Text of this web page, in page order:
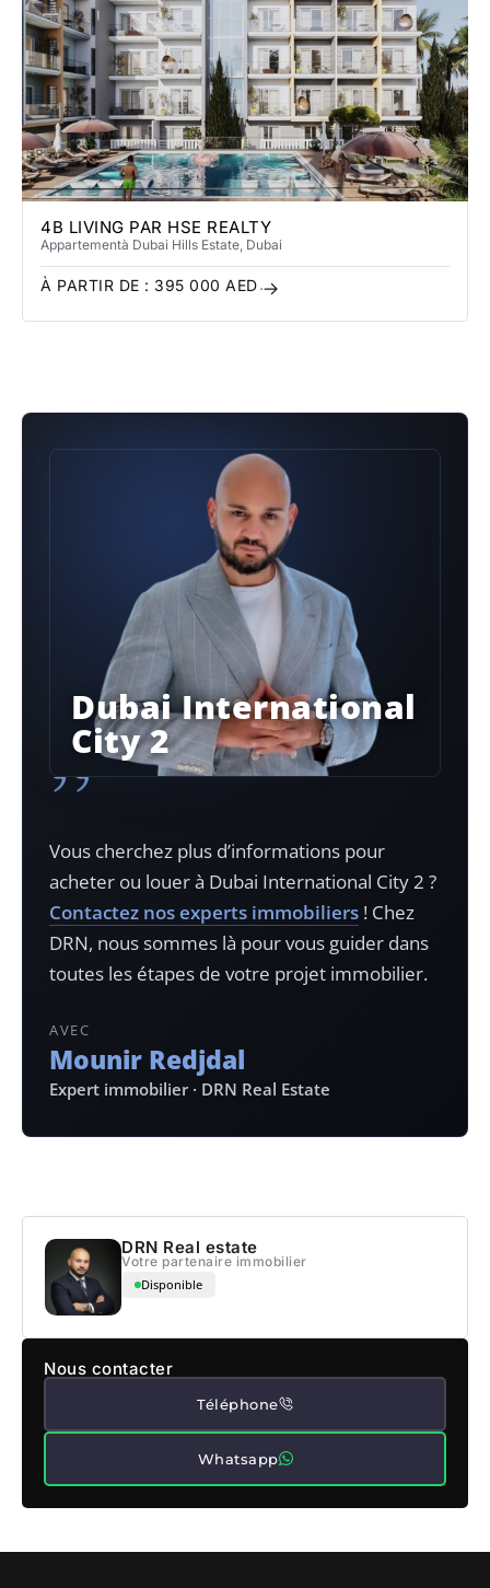
4B LIVING PAR HSE REALTY
Appartementà Dubai Hills Estate , Dubai
À PARTIR DE : 395 000 AED
Dubai International
City 2
”
Vous cherchez plus d’informations pour
acheter ou louer à Dubai International City 2 ?
Contactez nos experts immobiliers ! Chez
DRN, nous sommes là pour vous guider dans
toutes les étapes de votre projet immobilier.
AVEC
Mounir Redjdal
Expert immobilier · DRN Real Estate
DRN Real estate
Votre partenaire immobilier
Disponible
Nous contacter
Téléphone
Whatsapp